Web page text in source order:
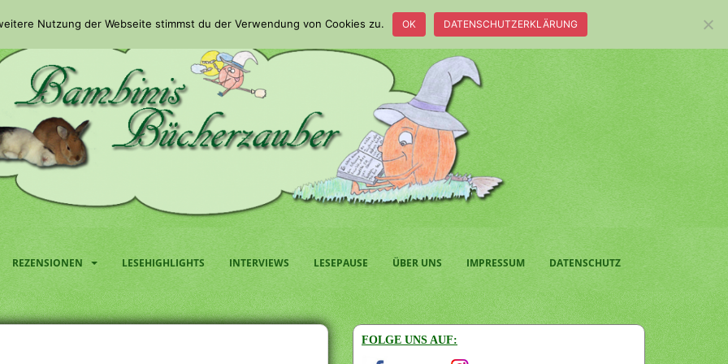
REZENSIONEN LESEHIGHLIGHTS INTERVIEWS LESEPAUSE ÜBER UNS IMPRESSUM DATENSCHUTZ
FOLGE UNS AUF:
Nutzung der Webseite stimmst du der Verwendung von Cookies zu. OK DATENSCHUTZERKLÄRUNG